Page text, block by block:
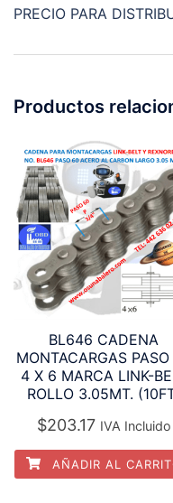
PRECIO PARA
Productos
BL646 CADENA
MONTACARGAS
4 X 6 MARCA LINK-
ROLLO 3.05MT.
$203.17 IVA Incluido
AÑADIR AL